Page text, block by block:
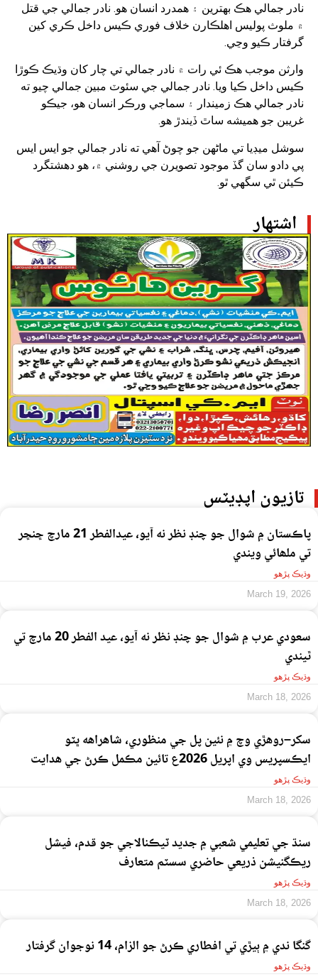
اشتهار
تازيون اپڊيٽس
پاڪستان ۾ شوال جو چنڊ نظر نه آيو، عيدالفطر 21 مارچ ڇنڇر
تي ملھائي ويندي
وڌيڪ پڙهو
March 19, 2026
سعودي عرب ۾ شوال جو چنڊ نظر نه آيو، عيد الفطر 20 مارچ تي
ٿيندي
وڌيڪ پڙهو
March 18, 2026
سکر–روهڙي وچ ۾ نئين پل جي منظوري، شاهراهه ڀٽو
ايڪسپريس وي اپريل 2026ع تائين مڪمل ڪرڻ جي هدايت
وڌيڪ پڙهو
March 18, 2026
سنڌ جي تعليمي شعبي ۾ جديد ٽيڪنالاجي جو قدم، فيشل
ريڪگنيشن ذريعي حاضري سسٽم متعارف
وڌيڪ پڙهو
March 18, 2026
گنگا ندي ۾ ٻيڙي تي افطاري ڪرڻ جو الزام، 14 نوجوان گرفتار
وڌيڪ پڙهو
نادر جمالي هڪ بهترين ۽ همدرد انسان هو. نادر جمالي جي قتل
۾ ملوث پوليس اهلڪارن خلاف فوري ڪيس داخل ڪري کين
گرفتار ڪيو وڃي.
وارثن موجب هڪ ئي رات ۾ نادر جمالي تي چار کان وڌيڪ ڪوڙا
ڪيس داخل ڪيا ويا. نادر جمالي جي سئوٽ مبين جمالي چيو ته
نادر جمالي هڪ زميندار ۽ سماجي ورڪر انسان هو، جيڪو
غريبن جو هميشه ساٿ ڏيندڙ هو.
سوشل ميڊيا تي ماڻهن جو چوڻ آهي ته نادر جمالي جو ايس ايس
پي دادو سان گڏ موجود تصويرن جي روشني ۾، هو دهشتگرد
ڪيئن ٿي سگهي ٿو.